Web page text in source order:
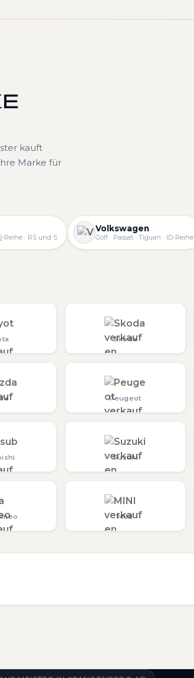
kauft
Marke für
Reihe · RS und S
Volkswagen
Golf · Passat · Tiguan · ID-Reihe
Skoda
Peugeot
Suzuki
MINI